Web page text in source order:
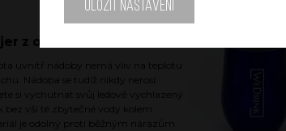
Uložit nastavení
z obou stran
uvnitř nádoby nemá vliv na teplotu
Nádoba se tudíž nikdy nerosí.
si vychutnat svůj ledově vychlazený
bez vší té zbytečné vody kolem.
je odolný proti běžným nárazům.